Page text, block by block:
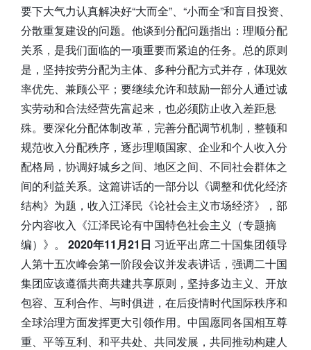
要下大气力认真解决好“大而全”、“小而全”和盲目投资、
分散重复建设的问题。他谈到分配问题指出：理顺分配
关系，是我们面临的一项重要而紧迫的任务。总的原则
是，坚持按劳分配为主体、多种分配方式并存，体现效
率优先、兼顾公平；要继续允许和鼓励一部分人通过诚
实劳动和合法经营先富起来，也必须防止收入差距悬
殊。要深化分配体制改革，完善分配调节机制，整顿和
规范收入分配秩序，逐步理顺国家、企业和个人收入分
配格局，协调好城乡之间、地区之间、不同社会群体之
间的利益关系。这篇讲话的一部分以《调整和优化经济
结构》为题，收入江泽民《论社会主义市场经济》，部
分内容收入《江泽民论有中国特色社会主义（专题摘
编）》。 2020年11月21日 习近平出席二十国集团领导
人第十五次峰会第一阶段会议并发表讲话，强调二十国
集团应该遵循共商共建共享原则，坚持多边主义、开放
包容、互利合作、与时俱进，在后疫情时代国际秩序和
全球治理方面发挥更大引领作用。中国愿同各国相互尊
重、平等互利、和平共处、共同发展，共同推动构建人